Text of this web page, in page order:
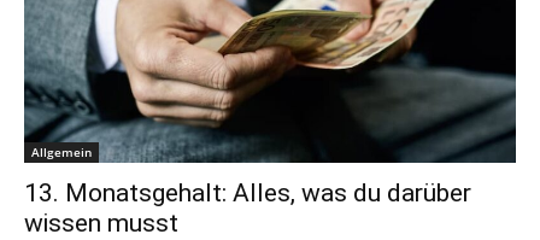
Allgemein
13. Monatsgehalt: Alles, was du darüber
wissen musst